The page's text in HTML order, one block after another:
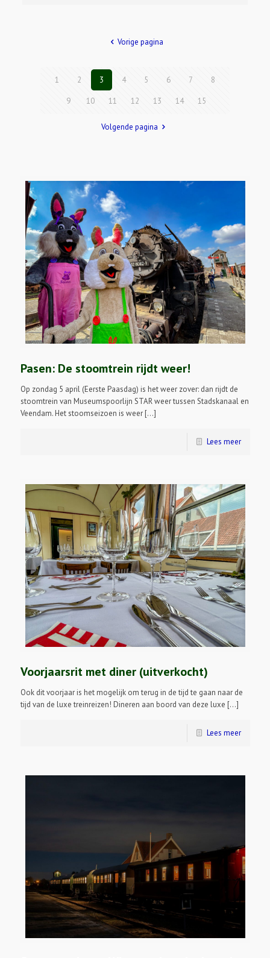
Vorige pagina
1 2 3 4 5 6 7 8
9 10 11 12 13 14 15
Volgende pagina
Pasen: De stoomtrein rijdt weer!
Op zondag 5 april (Eerste Paasdag) is het weer zover: dan rijdt de
stoomtrein van Museumspoorlijn STAR weer tussen Stadskanaal en
Veendam. Het stoomseizoen is weer […]
Lees meer
Voorjaarsrit met diner (uitverkocht)
Ook dit voorjaar is het mogelijk om terug in de tijd te gaan naar de
tijd van de luxe treinreizen! Dineren aan boord van deze luxe […]
Lees meer